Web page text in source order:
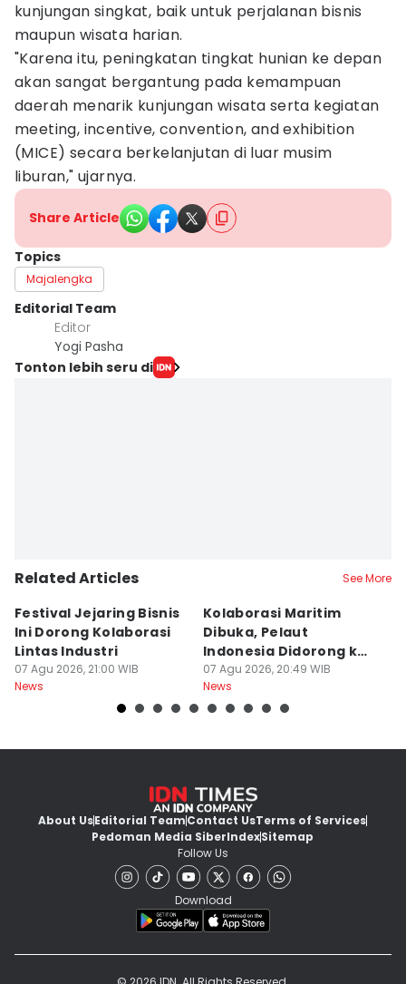
kunjungan singkat, baik untuk perjalanan bisnis
maupun wisata harian.
"Karena itu, peningkatan tingkat hunian ke depan
akan sangat bergantung pada kemampuan
daerah menarik kunjungan wisata serta kegiatan
meeting, incentive, convention, and exhibition
(MICE) secara berkelanjutan di luar musim
liburan," ujarnya.
Share Article
Topics
Majalengka
Editorial Team
Editor
Yogi Pasha
Tonton lebih seru di
Related Articles See More
Festival Jejaring Bisnis
Ini Dorong Kolaborasi
Lintas Industri
07 Agu 2026, 21:00 WIB
News
Kolaborasi Maritim
Dibuka, Pelaut
Indonesia Didorong ke
Pasar Global
07 Agu 2026, 20:49 WIB
News
About UsEditorial TeamContact UsTerms of Services
Pedoman Media SiberIndexSitemap
Follow Us
Download